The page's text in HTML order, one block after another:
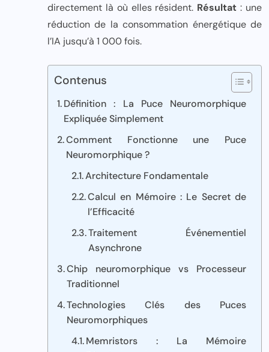
directement là où elles résident. Résultat : une
réduction de la consommation énergétique de
l’IA jusqu’à 1 000 fois.
Contenus
Définition : La Puce Neuromorphique
Expliquée Simplement
Comment Fonctionne une Puce
Neuromorphique ?
Architecture Fondamentale
Calcul en Mémoire : Le Secret de
l’Efficacité
Traitement Événementiel
Asynchrone
Chip neuromorphique vs Processeur
Traditionnel
Technologies Clés des Puces
Neuromorphiques
Memristors : La Mémoire